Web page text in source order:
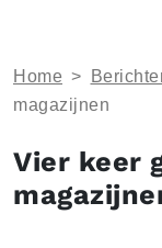
Home >
magazijnen
Vier keer